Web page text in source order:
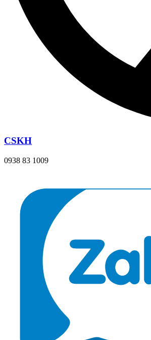
CSKH
0938 83 1009